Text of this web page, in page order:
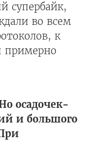
супербайк,
во всем
к
примерно
осадочек-
и большого